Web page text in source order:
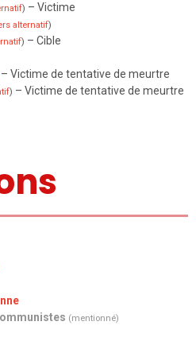
) – Victime
alternatif)
) – Cible
– Victime de tentative de meurtre
) – Victime de tentative de meurtre
(mentionné)